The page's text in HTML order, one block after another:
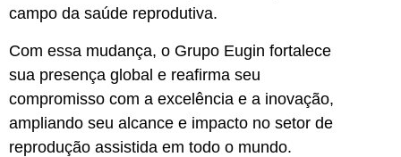
campo da saúde reprodutiva.
Com essa mudança, o Grupo Eugin fortalece
sua presença global e reafirma seu
compromisso com a excelência e a inovação,
ampliando seu alcance e impacto no setor de
reprodução assistida em todo o mundo.